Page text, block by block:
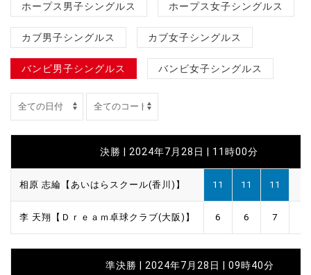
ホープス男子シングルス ホープス女子シングルス
カブ男子シングルス カブ女子シングルス
バンビ男子シングルス バンビ女子シングルス
決勝 | 2024年7月28日 | 11時00分
相原 志綸【あいはらスクール(香川)】 11 11 11
李 天翔【Ｄｒｅａｍ卓球クラブ(大阪)】 6 6 7
準決勝 | 2024年7月28日 | 09時40分